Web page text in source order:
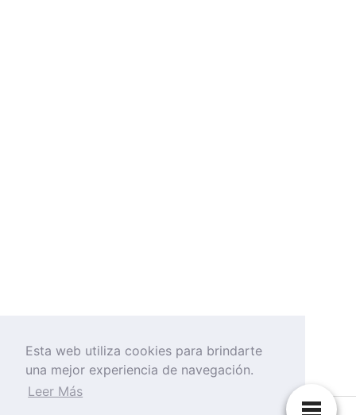
Esta web utiliza cookies para brindarte
una mejor experiencia de navegación.
Leer Más